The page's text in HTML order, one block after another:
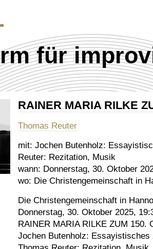
für
RAINER MARIA RILKE
Thomas Reuter
mit: Jochen Butenholz:
Reuter: Rezitation, Musik
wann: Donnerstag, 30. Oktober
wo: Die Christengemeinschaft in
Die Christengemeinschaft in
Donnerstag, 30. Oktober 2025,
RAINER MARIA RILKE ZUM 150.
Jochen Butenholz: Essayistisches